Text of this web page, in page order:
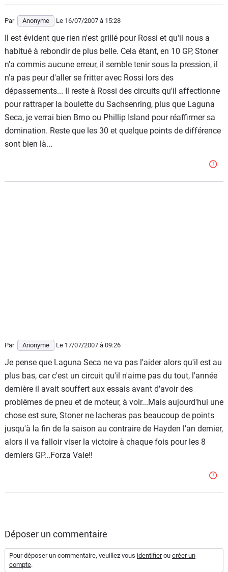
Par Anonyme Le 16/07/2007 à 15:28
Il est évident que rien n'est grillé pour Rossi et qu'il nous a
habitué à rebondir de plus belle. Cela étant, en 10 GP, Stoner
n'a commis aucune erreur, il semble tenir sous la pression, il
n'a pas peur d'aller se fritter avec Rossi lors des
dépassements... Il reste à Rossi des circuits qu'il affectionne
pour rattraper la boulette du Sachsenring, plus que Laguna
Seca, je verrai bien Brno ou Phillip Island pour réaffirmer sa
domination. Reste que les 30 et quelque points de différence
sont bien là...
Par Anonyme Le 17/07/2007 à 09:26
Je pense que Laguna Seca ne va pas l'aider alors qu'il est au
plus bas, car c'est un circuit qu'il n'aime pas du tout, l'année
dernière il avait souffert aux essais avant d'avoir des
problèmes de pneu et de moteur, à voir...Mais aujourd'hui une
chose est sure, Stoner ne lacheras pas beaucoup de points
jusqu'à la fin de la saison au contraire de Hayden l'an dernier,
alors il va falloir viser la victoire à chaque fois pour les 8
derniers GP...Forza Vale!!
Déposer un commentaire
Pour déposer un commentaire, veuillez vous identifierou créer un
compte.